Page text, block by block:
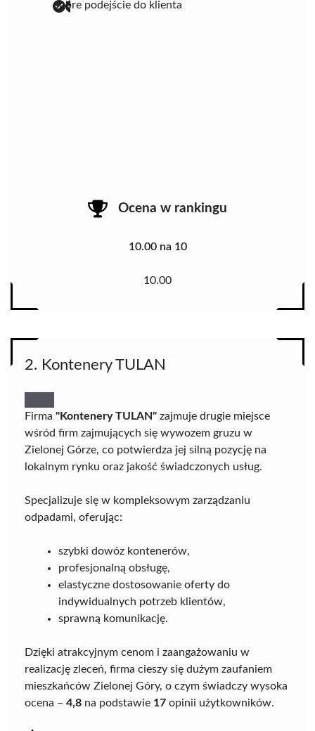
dobre podejście do klienta
Ocena w rankingu
10.00 na 10
10.00
2. Kontenery TULAN
Firma "Kontenery TULAN" zajmuje drugie miejsce
wśród firm zajmujących się wywozem gruzu w
Zielonej Górze, co potwierdza jej silną pozycję na
lokalnym rynku oraz jakość świadczonych usług.
Specjalizuje się w kompleksowym zarządzaniu
odpadami, oferując:
szybki dowóz kontenerów,
profesjonalną obsługę,
elastyczne dostosowanie oferty do
indywidualnych potrzeb klientów,
sprawną komunikację.
Dzięki atrakcyjnym cenom i zaangażowaniu w
realizację zleceń, firma cieszy się dużym zaufaniem
mieszkańców Zielonej Góry, o czym świadczy wysoka
ocena – 4,8 na podstawie 17 opinii użytkowników.